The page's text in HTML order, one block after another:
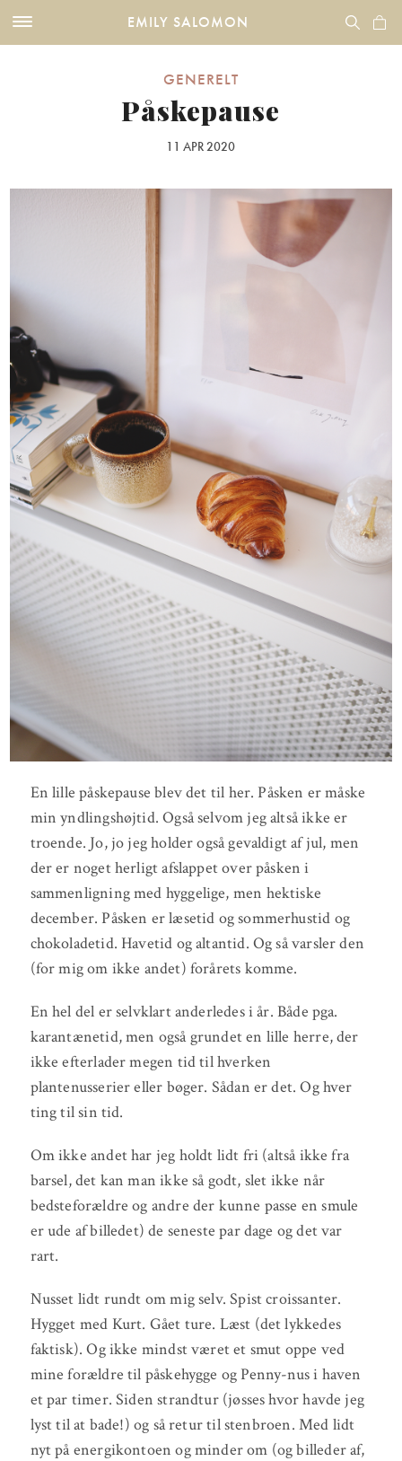
EMILY SALOMON
GENERELT
Påskepause
11 APR 2020
En lille påskepause blev det til her. Påsken er måske
min yndlingshøjtid. Også selvom jeg altså ikke er
troende. Jo, jo jeg holder også gevaldigt af jul, men
der er noget herligt afslappet over påsken i
sammenligning med hyggelige, men hektiske
december. Påsken er læsetid og sommerhustid og
chokoladetid. Havetid og altantid. Og så varsler den
(for mig om ikke andet) forårets komme.
En hel del er selvklart anderledes i år. Både pga.
karantænetid, men også grundet en lille herre, der
ikke efterlader megen tid til hverken
plantenusserier eller bøger. Sådan er det. Og hver
ting til sin tid.
Om ikke andet har jeg holdt lidt fri (altså ikke fra
barsel, det kan man ikke så godt, slet ikke når
bedsteforældre og andre der kunne passe en smule
er ude af billedet) de seneste par dage og det var
rart.
Nusset lidt rundt om mig selv. Spist croissanter.
Hygget med Kurt. Gået ture. Læst (det lykkedes
faktisk). Og ikke mindst været et smut oppe ved
mine forældre til påskehygge og Penny-nus i haven
et par timer. Siden strandtur (jøsses hvor havde jeg
lyst til at bade!) og så retur til stenbroen. Med lidt
nyt på energikontoen og minder om (og billeder af,